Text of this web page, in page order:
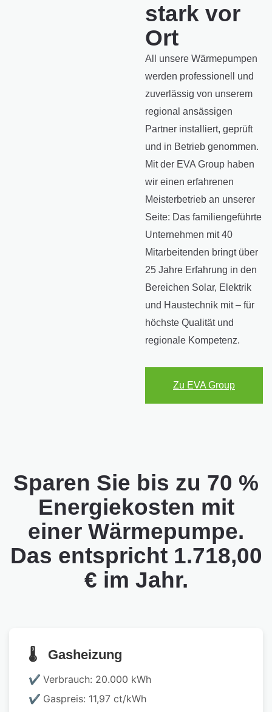
stark vor
Ort
All unsere Wärmepumpen
werden professionell und
zuverlässig von unserem
regional ansässigen
Partner installiert, geprüft
und in Betrieb genommen.
Mit der EVA Group haben
wir einen erfahrenen
Meisterbetrieb an unserer
Seite: Das familiengeführte
Unternehmen mit 40
Mitarbeitenden bringt über
25 Jahre Erfahrung in den
Bereichen Solar, Elektrik
und Haustechnik mit – für
höchste Qualität und
regionale Kompetenz.
Zu EVA Group
Sparen Sie bis zu 70 %
Energiekosten mit
einer Wärmepumpe.
Das entspricht 1.718,00
€ im Jahr.
Gasheizung
Verbrauch: 20.000 kWh
Gaspreis: 11,97 ct/kWh